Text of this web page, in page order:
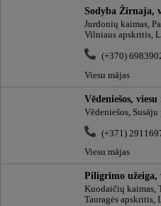
Sodyba Žirnaja,
Jurdonių kaimas,
Vilniaus apskritis,
(+370)
Viesu mājas
Vēdeniešos,
Vēdeniešos,
(+371)
Viesu mājas
Piligrimo užeiga,
Kuodaičių kaimas,
Tauragės apskritis,